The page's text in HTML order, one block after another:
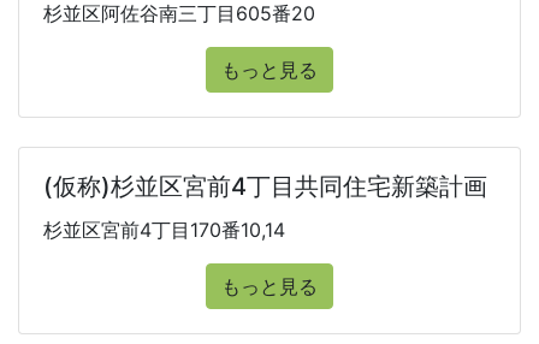
杉並区阿佐谷南三丁目605番20
もっと見る
(仮称)杉並区宮前4丁目共同住宅新築計画
杉並区宮前4丁目170番10,14
もっと見る